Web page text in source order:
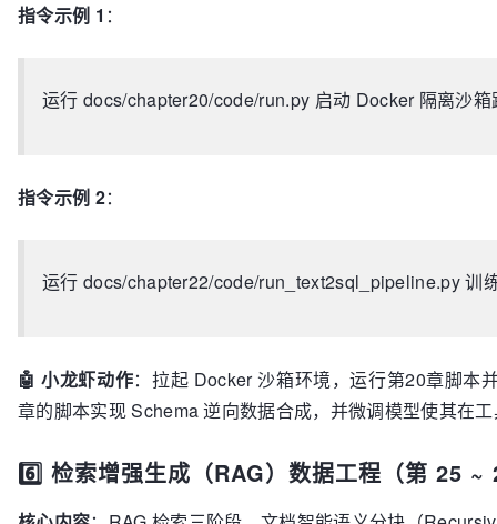
指令示例 1 ：
运行 docs/chapter20/code/run.py 启动 Docker 隔离沙
指令示例 2：
运行 docs/chapter22/code/run_text2sql_pipeline.py 训
🤖 小龙虾动作：拉起 Docker 沙箱环境，运行第20章脚本
章的脚本实现 Schema 逆向数据合成，并微调模型使其在
6️⃣ 检索增强生成（RAG）数据工程（第 25 ~